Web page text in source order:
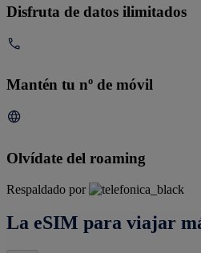
Disfruta de datos ilimitados
Mantén tu nº de móvil
Olvídate del roaming
Respaldado por
La eSIM para viajar